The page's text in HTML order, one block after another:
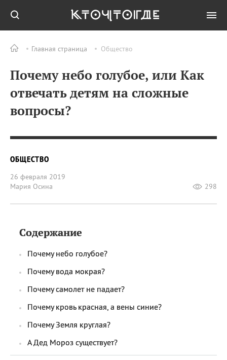
Главная страница Общество
Почему небо голубое, или Как
отвечать детям на сложные
вопросы?
ОБЩЕСТВО
26 февраля 2019
Мария Осина
298
Содержание
Почему небо голубое?
Почему вода мокрая?
Почему самолет не падает?
Почему кровь красная, а вены синие?
Почему Земля круглая?
А Дед Мороз существует?